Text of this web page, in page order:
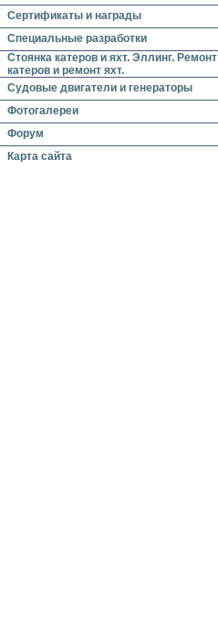
Сертификаты и награды
Специальные разработки
Стоянка катеров и яхт. Эллинг. Ремонт
катеров и ремонт яхт.
Судовые двигатели и генераторы
Фотогалереи
Форум
Карта сайта